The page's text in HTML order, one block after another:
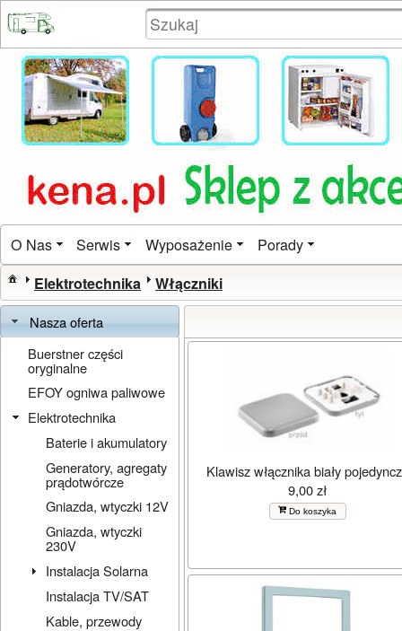
O Nas Serwis Wyposażenie Porady
Elektrotechnika Włączniki
Nasza oferta
Buerstner części
oryginalne
EFOY ogniwa paliwowe
Elektrotechnika
Baterie i akumulatory
Generatory, agregaty
prądotwórcze
Gniazda, wtyczki 12V
Gniazda, wtyczki
230V
Instalacja Solarna
Instalacja TV/SAT
Kable, przewody
Klawisz włącznika biały
9,00 zł
Do koszyka